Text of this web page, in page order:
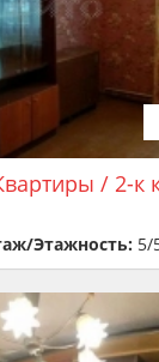
/ 2-к
Этажность: 5/